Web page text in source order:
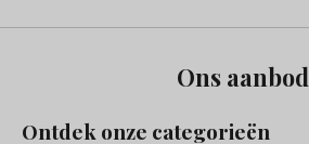
Ons aanbod
Ontdek onze categorieën